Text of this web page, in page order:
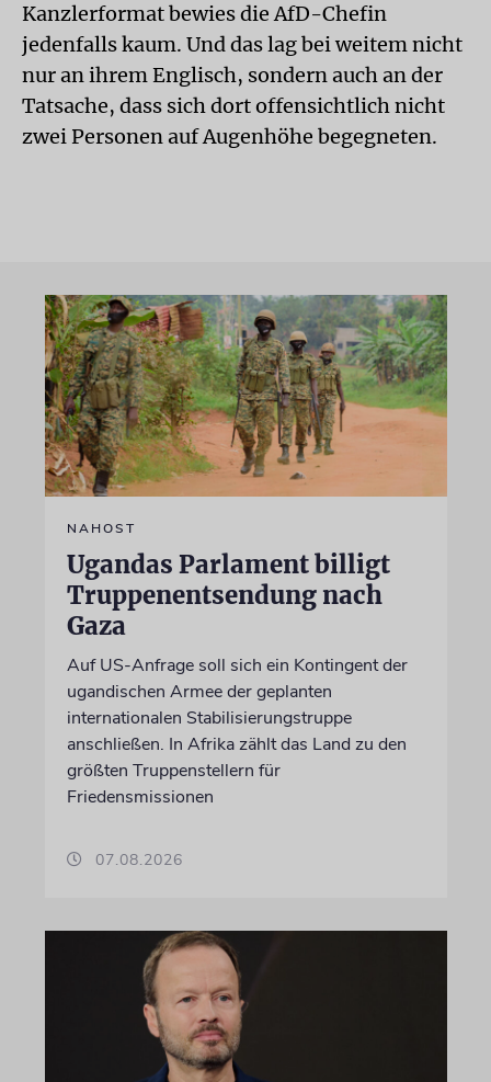
Kanzlerformat bewies die AfD-Chefin
jedenfalls kaum. Und das lag bei weitem nicht
nur an ihrem Englisch, sondern auch an der
Tatsache, dass sich dort offensichtlich nicht
zwei Personen auf Augenhöhe begegneten.
NAHOST
Ugandas Parlament billigt
Truppenentsendung nach
Gaza
Auf US-Anfrage soll sich ein Kontingent der
ugandischen Armee der geplanten
internationalen Stabilisierungstruppe
anschließen. In Afrika zählt das Land zu den
größten Truppenstellern für
Friedensmissionen
07.08.2026